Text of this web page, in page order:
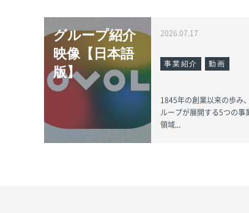
グループ紹介
映像【日本語
版】
2026.07.17
事業紹介 動画
1845年の創業以来の歩み
ループが展開する5つの事
領域...